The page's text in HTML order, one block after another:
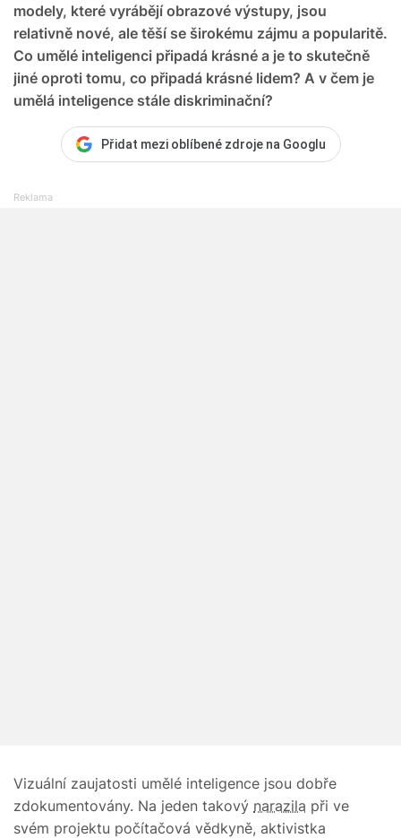
modely, které vyrábějí obrazové výstupy, jsou
relativně nové, ale těší se širokému zájmu a popularitě.
Co umělé inteligenci připadá krásné a je to skutečně
jiné oproti tomu, co připadá krásné lidem? A v čem je
umělá inteligence stále diskriminační?
Přidat mezi oblíbené zdroje na Googlu
Vizuální zaujatosti umělé inteligence jsou dobře
zdokumentovány. Na jeden takový narazila při ve
svém projektu počítačová vědkyně, aktivistka